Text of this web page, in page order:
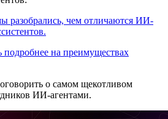
разобрались, чем отличаются ИИ-
подробнее на преимуществах
о самом щекотливом
ИИ-агентами.